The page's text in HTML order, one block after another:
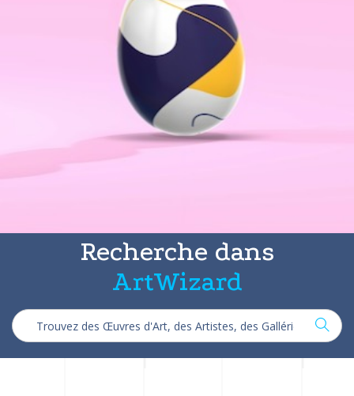
Recherche dans
ArtWizard